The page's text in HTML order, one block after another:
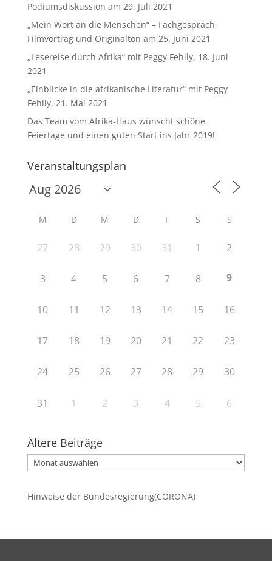
Podiumsdiskussion am 29. Juli 2021
„Mein Wort an die Menschen“ – Fachgespräch,
Filmvortrag und Originalton am 25. Juni 2021
„Lesereise durch Afrika“ mit Peggy Fehily, 18. Juni
2021
„Einblicke in die afrikanische Literatur“ mit Peggy
Fehily, 21. Mai 2021
Das Team vom Afrika-Haus wünscht schöne
Feiertage und einen guten Start ins Jahr 2019!
Veranstaltungsplan
M D M D F S S
27 28 29 30 31 1 2
3 4 5 6 7 8 9
10 11 12 13 14 15 16
17 18 19 20 21 22 23
24 25 26 27 28 29 30
31 1 2 3 4 5 6
Ältere Beiträge
Ältere
Beiträge
Hinweise der Bundesregierung(CORONA)